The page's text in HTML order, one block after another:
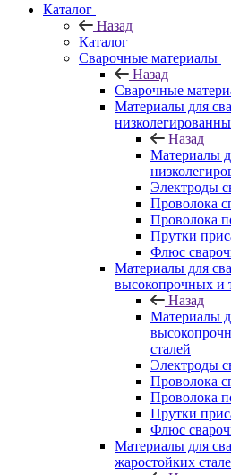
Каталог
Назад
Каталог
Сварочные материалы
Назад
Сварочные
Материалы для
Назад
Материалы
Электроды
Проволока
Проволока
Прутки
Флюс
Материалы для
высокопрочных и
Назад
Материалы
сталей
Электроды
Проволока
Проволока
Прутки
Флюс
Материалы для
жаростойких